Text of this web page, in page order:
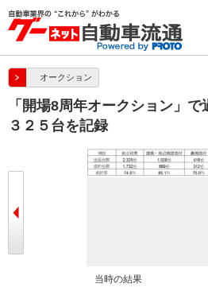
オークション
「開場8周年オークション」
３２５台を記録
当時の結果